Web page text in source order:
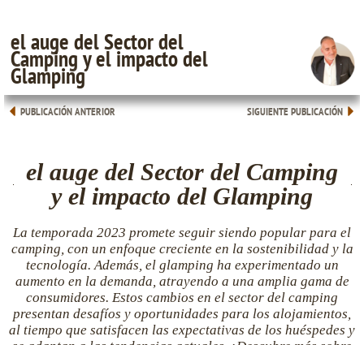
el auge del Sector del
Camping y el impacto del
Glamping
PUBLICACIÓN ANTERIOR SIGUIENTE PUBLICACIÓN
el auge del Sector del Camping
y el impacto del Glamping
La temporada 2023 promete seguir siendo popular para el
camping, con un enfoque creciente en la sostenibilidad y la
tecnología. Además, el glamping ha experimentado un
aumento en la demanda, atrayendo a una amplia gama de
consumidores. Estos cambios en el sector del camping
presentan desafíos y oportunidades para los alojamientos,
al tiempo que satisfacen las expectativas de los huéspedes y